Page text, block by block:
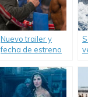
Nuevo trailer y
fecha de estreno
Corazón de
Campeón».